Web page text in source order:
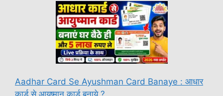
Aadhar Card Se Ayushman Card Banaye : आधार